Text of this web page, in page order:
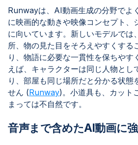
Runwayは、AI動画生成の分野でよ
に映画的な動きや映像コンセプト、
に向いています。新しいモデルでは
所、物の見た目をそろえやすくする
り、物語に必要な一貫性を保ちやす
えば、キャラクターは同じ人物とし
り、部屋も同じ場所だと分かる状態
せん (Runway)。小道具も、カット
まっては不自然です。
音声まで含めたAI動画に